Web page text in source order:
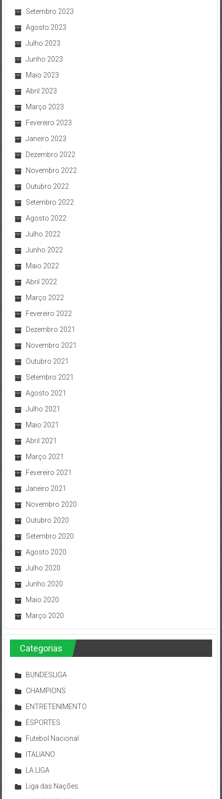
Setembro 2023
Agosto 2023
Julho 2023
Junho 2023
Maio 2023
Abril 2023
Março 2023
Fevereiro 2023
Janeiro 2023
Dezembro 2022
Novembro 2022
Outubro 2022
Setembro 2022
Agosto 2022
Julho 2022
Junho 2022
Maio 2022
Abril 2022
Março 2022
Fevereiro 2022
Dezembro 2021
Novembro 2021
Outubro 2021
Setembro 2021
Agosto 2021
Julho 2021
Maio 2021
Abril 2021
Março 2021
Fevereiro 2021
Janeiro 2021
Novembro 2020
Outubro 2020
Setembro 2020
Agosto 2020
Julho 2020
Junho 2020
Maio 2020
Março 2020
Categorias
BUNDESLIGA
CHAMPIONS
ENTRETENIMENTO
ESPORTES
Futebol Nacional
ITALIANO
LA LIGA
Liga das Nações